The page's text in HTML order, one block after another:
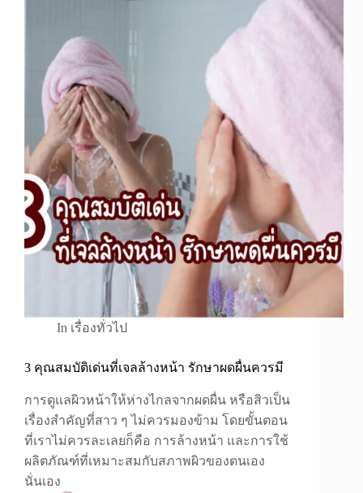
In เรื่องทั่วไป
3 คุณสมบัติเด่นที่เจลล้างหน้า รักษาผดผื่นควรมี
การดูแลผิวหน้าให้ห่างไกลจากผดผื่น หรือสิวเป็น
เรื่องสำคัญที่สาว ๆ ไม่ควรมองข้าม โดยขั้นตอน
ที่เราไม่ควรละเลยก็คือ การล้างหน้า และการใช้
ผลิตภัณฑ์ที่เหมาะสมกับสภาพผิวของตนเอง
นั่นเอง